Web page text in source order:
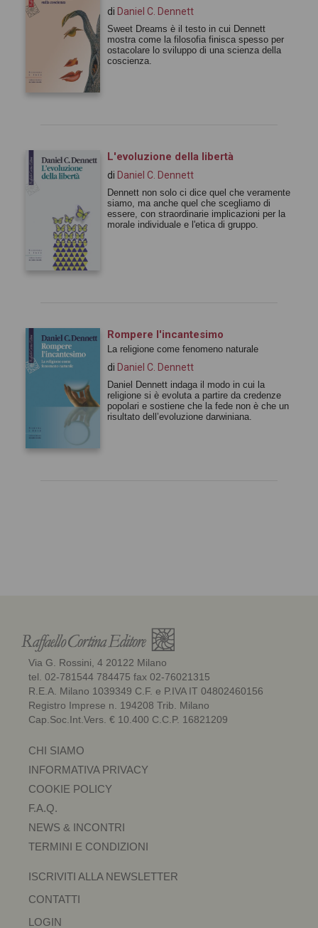
di Daniel C. Dennett
Sweet Dreams è il testo in cui Dennett
mostra come la filosofia finisca spesso per
ostacolare lo sviluppo di una scienza della
coscienza.
L'evoluzione della libertà
di Daniel C. Dennett
Dennett non solo ci dice quel che veramente
siamo, ma anche quel che scegliamo di
essere, con straordinarie implicazioni per la
morale individuale e l'etica di gruppo.
Rompere l'incantesimo
La religione come fenomeno naturale
di Daniel C. Dennett
Daniel Dennett indaga il modo in cui la
religione si è evoluta a partire da credenze
popolari e sostiene che la fede non è che un
risultato dell’evoluzione darwiniana.
Via G. Rossini, 4 20122 Milano
tel. 02-781544 784475 fax 02-76021315
R.E.A. Milano 1039349 C.F. e P.IVA IT 04802460156
Registro Imprese n. 194208 Trib. Milano
Cap.Soc.Int.Vers. € 10.400 C.C.P. 16821209
CHI SIAMO
INFORMATIVA PRIVACY
COOKIE POLICY
F.A.Q.
NEWS & INCONTRI
TERMINI E CONDIZIONI
ISCRIVITI ALLA NEWSLETTER
CONTATTI
LOGIN